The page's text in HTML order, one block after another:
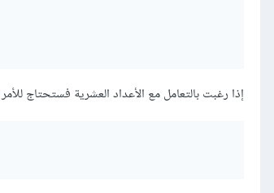
إذا رغبت بالتعامل مع الأعداد العشرية فستحتاج للأمر